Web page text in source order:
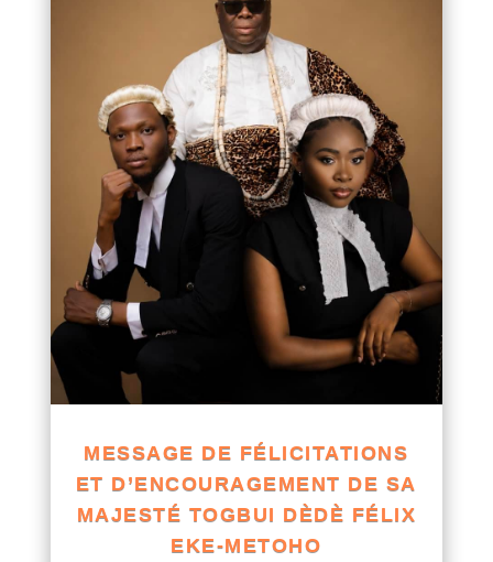
MESSAGE DE FÉLICITATIONS
ET D’ENCOURAGEMENT DE SA
MAJESTÉ TOGBUI DÈDÈ FÉLIX
EKE-METOHO